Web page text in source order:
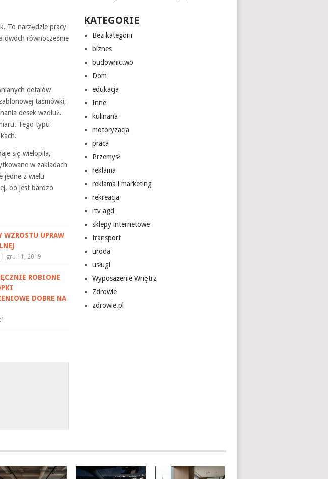
To narzędzie pracy
dwóch równocześnie
detalów
taśmówki,
desek wzdłuż.
Tego typu
się wielopiła,
w zakładach
jedne z wielu
bo jest bardzo
WZROSTU UPRAW
gru 11, 2019
ROBIONE
DOBRE NA
KATEGORIE
Bez kategorii
biznes
budownictwo
Dom
edukacja
Inne
kulinaria
motoryzacja
praca
Przemysł
reklama
reklama i marketing
rekreacja
rtv agd
sklepy internetowe
transport
uroda
usługi
Wyposażenie Wnętrz
Zdrowie
zdrowie.pl